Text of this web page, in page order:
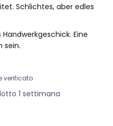
Schlichtes, aber edles
Eine
sein.
verificato
1 settimana